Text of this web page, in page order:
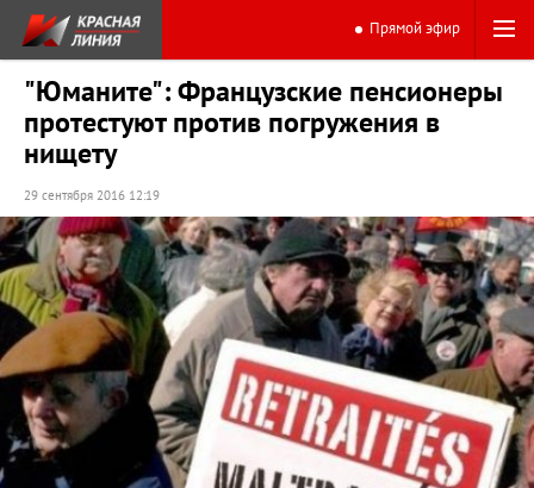
Прямой эфир
"Юманите": Французские пенсионеры
протестуют против погружения в
нищету
29 сентября 2016 12:19